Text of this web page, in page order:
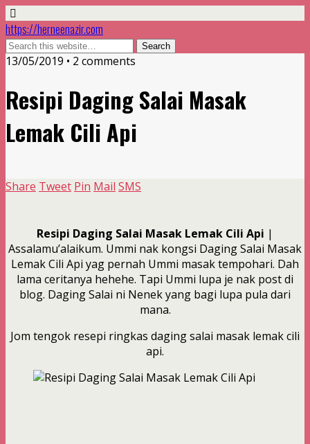
https://herneenazir.com
13/05/2019 • 2 comments
Resipi Daging Salai Masak
Lemak Cili Api
Share Tweet Pin Mail SMS
Resipi Daging Salai Masak Lemak Cili Api |
Assalamu’alaikum. Ummi nak kongsi Daging Salai Masak
Lemak Cili Api yag pernah Ummi masak tempohari. Dah
lama ceritanya hehehe. Tapi Ummi lupa je nak post di
blog. Daging Salai ni Nenek yang bagi lupa pula dari
mana.
Jom tengok resepi ringkas daging salai masak lemak cili
api.